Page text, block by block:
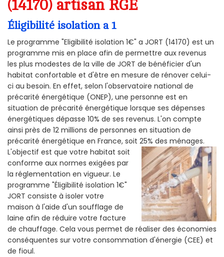
(14170) artisan RGE
Éligibilité isolation a 1
Le programme "Eligibilité isolation 1€" a JORT (14170) est un
programme mis en place afin de permettre aux revenus
les plus modestes de la ville de JORT de bénéficier d'un
habitat confortable et d'être en mesure de rénover celui-
ci au besoin. En effet, selon l'observatoire national de
précarité énergétique (ONEP), une personne est en
situation de précarité énergétique lorsque ses dépenses
énergétiques dépasse 10% de ses revenus. L'on compte
ainsi près de 12 millions de personnes en situation de
précarité énergétique en France, soit 25% des ménages.
L'objectif est que votre habitat soit
conforme aux normes exigées par
la réglementation en vigueur. Le
programme "Éligibilité isolation 1€"
JORT consiste à isoler votre
maison à l'aide d'un soufflage de
laine afin de réduire votre facture
de chauffage. Cela vous permet de réaliser des économies
conséquentes sur votre consommation d'énergie (CEE) et
de fioul.